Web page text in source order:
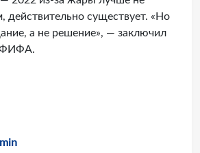
действительно существует. «Но
а не решение», — заключил
ФИФА.